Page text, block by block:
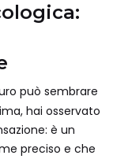
può sembrare
hai osservato
è un
preciso e che